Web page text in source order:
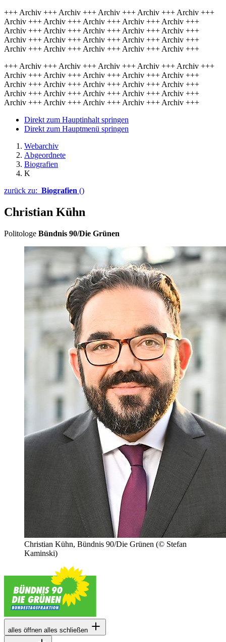
+++ Archiv +++ Archiv +++ Archiv +++ Archiv +++ Archiv +++
Archiv +++ Archiv +++ Archiv +++ Archiv +++ Archiv +++
Archiv +++ Archiv +++ Archiv +++ Archiv +++ Archiv +++
Archiv +++ Archiv +++ Archiv +++ Archiv +++ Archiv +++
Archiv +++ Archiv +++ Archiv +++ Archiv +++ Archiv +++
+++ Archiv +++ Archiv +++ Archiv +++ Archiv +++ Archiv +++
Archiv +++ Archiv +++ Archiv +++ Archiv +++ Archiv +++
Archiv +++ Archiv +++ Archiv +++ Archiv +++ Archiv +++
Archiv +++ Archiv +++ Archiv +++ Archiv +++ Archiv +++
Archiv +++ Archiv +++ Archiv +++ Archiv +++ Archiv +++
Direkt zum Hauptinhalt springen
Direkt zum Hauptmenü springen
Webarchiv
Abgeordnete
Biografien
K
zurück zu: Biografien ()
Christian Kühn
Politologe Bündnis 90/Die Grünen
Christian Kühn, Bündnis 90/Die Grünen (© Stefan
Kaminski)
alles öffnen alles schließen